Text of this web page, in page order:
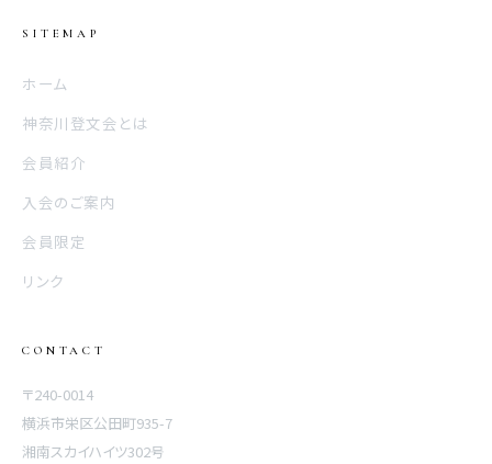
SITEMAP
ホーム
神奈川登文会とは
会員紹介
入会のご案内
会員限定
リンク
CONTACT
〒240-0014
横浜市栄区公田町935-7
湘南スカイハイツ302号